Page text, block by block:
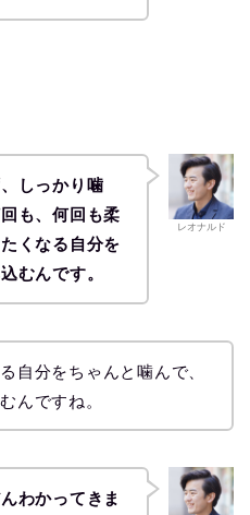
レオナルド
しっかり噛
も、何回も柔
くなる自分を
むんです。
自分をちゃんと噛んで、
んですね。
わかってきま